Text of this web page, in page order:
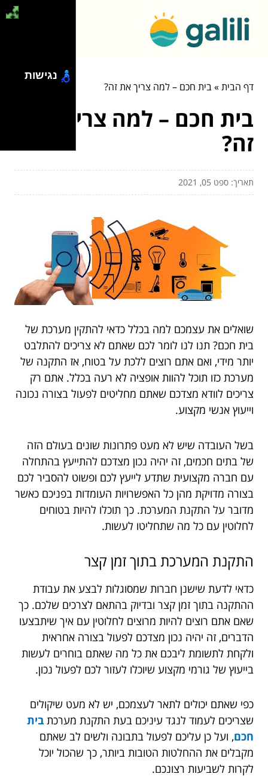
דף הבית»בית חכם – למה צריך את זה?
בית חכם – למה צריך את
זה?
תאריך: ספט 05, 2021
שואלים את עצמכם למה בכלל כדאי להתקין מערכת של
בית חכם? תנו לנו לומר לכם שאתם לא צריכים להתלבט
יותר מידי, ואם אתם רוצים ללכת על בטוח, אז התקנה של
מערכת כזו תוכל להוות אופציה לא רעה בכלל. אתם רק
צריכים לוודא מצדכם שאתם מחליטים לפעול בצורה נכונה
וייעוץ אנשי מקצוע.
בשל העובדה שיש לא מעט פתרונות שונים בעולם הזה
של בתים חכמים, זה יהיה נכון מצדכם להתייעץ בהתחלה
עם חברה מקצועית שתדע לייעץ לכם ופשוט להסביר לכם
בצורה מדויקת מהן כל האפשרויות העומדות בפניכם כאשר
מדובר על התקנת המערכת. כך תוכלו להיות בטוחים
לחלוטין עם כל מה שתחליטו לעשות.
התקנת המערכתבתוךזמן קצר
כדאי לדעת שישנן חברות שמסוגלות לבצע את עבודת
ההתקנה בתוך זמן קצר ובדיוק בהתאם לצרכים שלכם. כך
שאם אתם רוצים להיות מרוצים לחלוטין עם איך שיתבצעו
הדברים, זה יהיה נכון מצדכם לפעול בצורה אחראית
ולקחת לתשומת ליבכם את כל מה שאתם בוחרים לעשות
בייעוץ של גורמי מקצוע שיוכלו לעזור לכם לפעול נכון.
כפי שאתם יכולים לתאר לעצמכם, יש לא מעט שיקולים
שצריכים לעמוד לנגד עיניכם בעת התקנת מערכת בית
חכם, ועל כן עליכם לפעול בתבונה ולשים לב שאתם
מקבלים את ההחלטות הטובות ביותר, כך שהכול יוכל
לקרות לשביעות רצונכם.
נגישות